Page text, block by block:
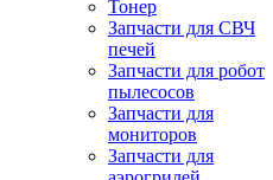
Тонер
Запчасти для СВЧ
печей
Запчасти для робот
пылесосов
Запчасти для
мониторов
Запчасти для